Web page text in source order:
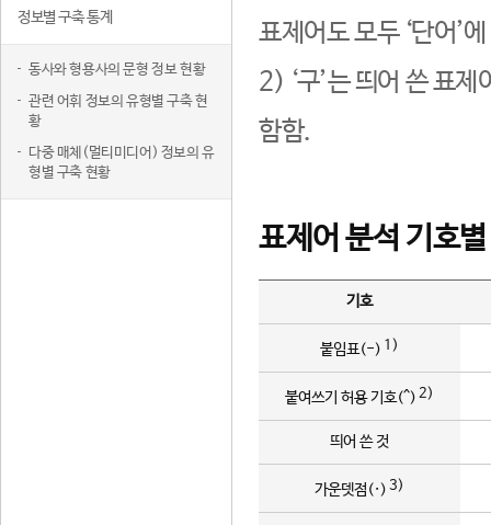
정보별 구축 통계
동사와 형용사의 문형 정보 현황
관련 어휘 정보의 유형별 구축 현
황
다중 매체(멀티미디어) 정보의 유
형별 구축 현황
표제어도 모두 ‘단어’
2) ‘구’는 띄어 쓴 표
함함.
표제어 분석 기호
기호
붙임표(-) 1)
붙여쓰기 허용 기호(^) 2)
띄어 쓴 것
가운뎃점(·) 3)